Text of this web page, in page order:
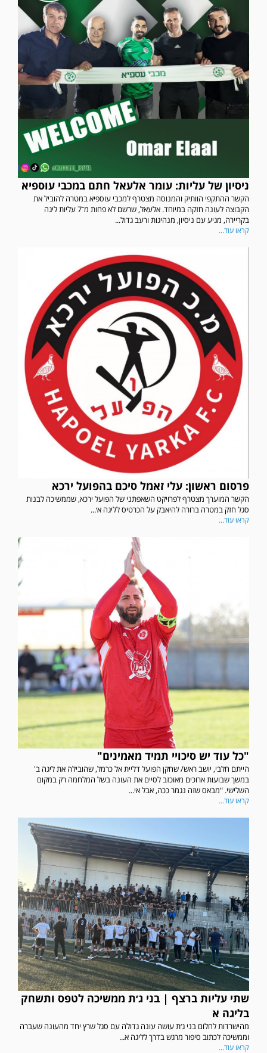
ניסיון של עליות: עומר אלעאל חתם במכבי עוספיא
הקשר ההתקפי הוותיק והמנוסה מצטרף למכבי עוספיא במטרה להוביל את
הקבוצה לעונה חזקה במיוחד. אלעאל, שרשם לא פחות מ־7 עליות ליגה
בקריירה, מגיע עם ניסיון, מנהיגות ורעב גדול...
קראו עוד...
פרסום ראשון: עלי זאמל סיכם בהפועל ירכא
הקשר המוערך מצטרף לפרויקט השאפתני של הפועל ירכא, שממשיכה לבנות
סגל חזק במטרה ברורה להיאבק על הכרטיס לליגה א׳...
קראו עוד...
"כל עוד יש סיכויי תמיד מאמינים"
הייתם חלבי, יושב ראש/ שחקן הפועל דליית אל כרמל, שהובילה את ליגה ב'
במשך שבועות ארוכים מאוכזב לסיים את העונה בשל המלחמה רק במקום
השלישי. "מבאס שזה נגמר ככה, אבל אי...
קראו עוד...
שתי עליות ברצף | בני ג׳ת ממשיכה לטפס ותשחק
בליגה א
מהישרדות לחלום בני ג׳ת עושה עונה גדולה עם סגל שרץ יחד מהעונה שעברה
וממשיכה לכתוב סיפור מרגש בדרך לליגה א...
קראו עוד...
במשחק אימון שהתקיים הבוקר יום ה' ניצחה קרית מלאכי את עירוני אשדוד 5-0.